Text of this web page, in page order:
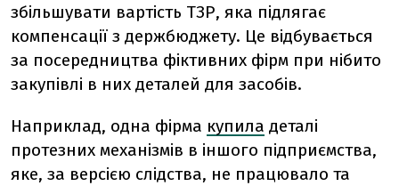
збільшувати вартість ТЗР, яка підлягає
компенсації з держбюджету. Це відбувається
за посередництва фіктивних фірм при нібито
закупівлі в них деталей для засобів.
Наприклад, одна фірма купила деталі
протезних механізмів в іншого підприємства,
яке, за версією слідства, не працювало та